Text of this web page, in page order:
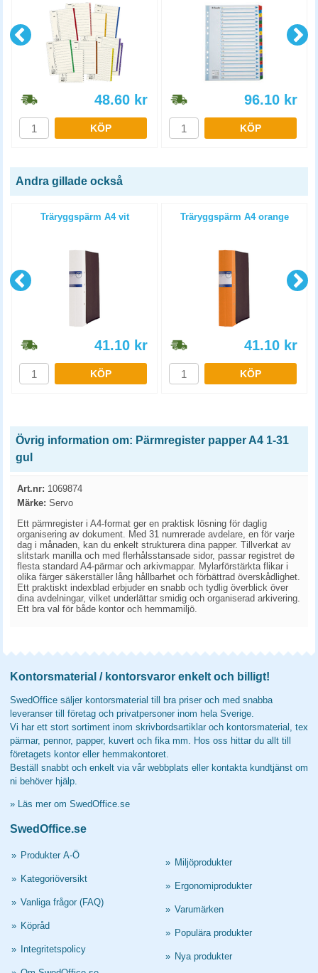
48.60 kr
KÖP
96.10 kr
KÖP
Andra gillade också
Träryggspärm A4 vit
41.10 kr
KÖP
Träryggspärm A4 orange
41.10 kr
KÖP
Övrig information om: Pärmregister papper A4 1-31
gul
Art.nr: 1069874
Märke: Servo
Ett pärmregister i A4-format ger en praktisk lösning för daglig
organisering av dokument. Med 31 numrerade avdelare, en för varje
dag i månaden, kan du enkelt strukturera dina papper. Tillverkat av
slitstark manilla och med flerhålsstansade sidor, passar registret de
flesta standard A4-pärmar och arkivmappar. Mylarförstärkta flikar i
olika färger säkerställer lång hållbarhet och förbättrad överskådlighet.
Ett praktiskt indexblad erbjuder en snabb och tydlig överblick över
dina avdelningar, vilket underlättar smidig och organiserad arkivering.
Ett bra val för både kontor och hemmamiljö.
Kontorsmaterial / kontorsvaror enkelt och billigt!
SwedOffice säljer kontorsmaterial till bra priser och med snabba
leveranser till företag och privatpersoner inom hela Sverige.
Vi har ett stort sortiment inom skrivbordsartiklar och kontorsmaterial, tex
pärmar, pennor, papper, kuvert och fika mm. Hos oss hittar du allt till
företagets kontor eller hemmakontoret.
Beställ snabbt och enkelt via vår webbplats eller kontakta kundtjänst om
ni behöver hjälp.
» Läs mer om SwedOffice.se
SwedOffice.se
» Produkter A-Ö
» Kategoriöversikt
» Vanliga frågor (FAQ)
» Köpråd
» Integritetspolicy
» Miljöprodukter
» Ergonomiprodukter
» Varumärken
» Populära produkter
» Nya produkter